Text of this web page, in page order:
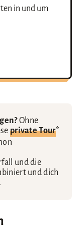
in und um
Ohne
private Tour*
und die
und dich